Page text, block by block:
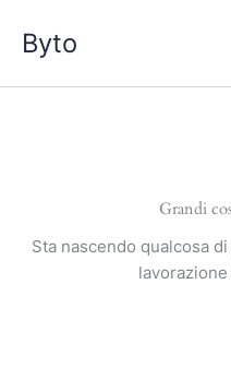
contenuto
Byto
Grandi
Sta nascendo qualcosa